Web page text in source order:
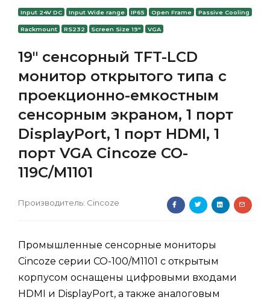
Input 24V DC Input Wide range IP65 Open Frame Passive Cooling
Rackmount RS232 Screen Size 19" VGA
19" сенсорный TFT-LCD
монитор открытого типа с
проекционно-емкостным
сенсорным экраном, 1 порт
DisplayPort, 1 порт HDMI, 1
порт VGA Cincoze CO-
119C/M1101
Производитель: Cincoze
Промышленные сенсорные мониторы
Cincoze серии CO-100/M1101 с открытым
корпусом оснащены цифровыми входами
HDMI и DisplayPort, а также аналоговым